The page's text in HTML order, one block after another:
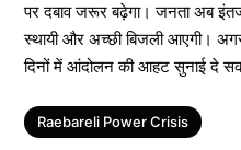
पर दबाव जरूर बढ़ेगा। जनता अब
स्थायी और अच्छी बिजली आएगी।
दिनों में आंदोलन की आहट सुनाई दे
Tags
Raebareli Power Crisis